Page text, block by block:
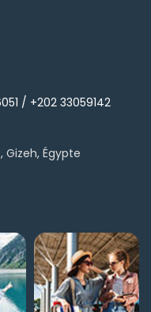
/ +202 33059142
Gizeh, Égypte